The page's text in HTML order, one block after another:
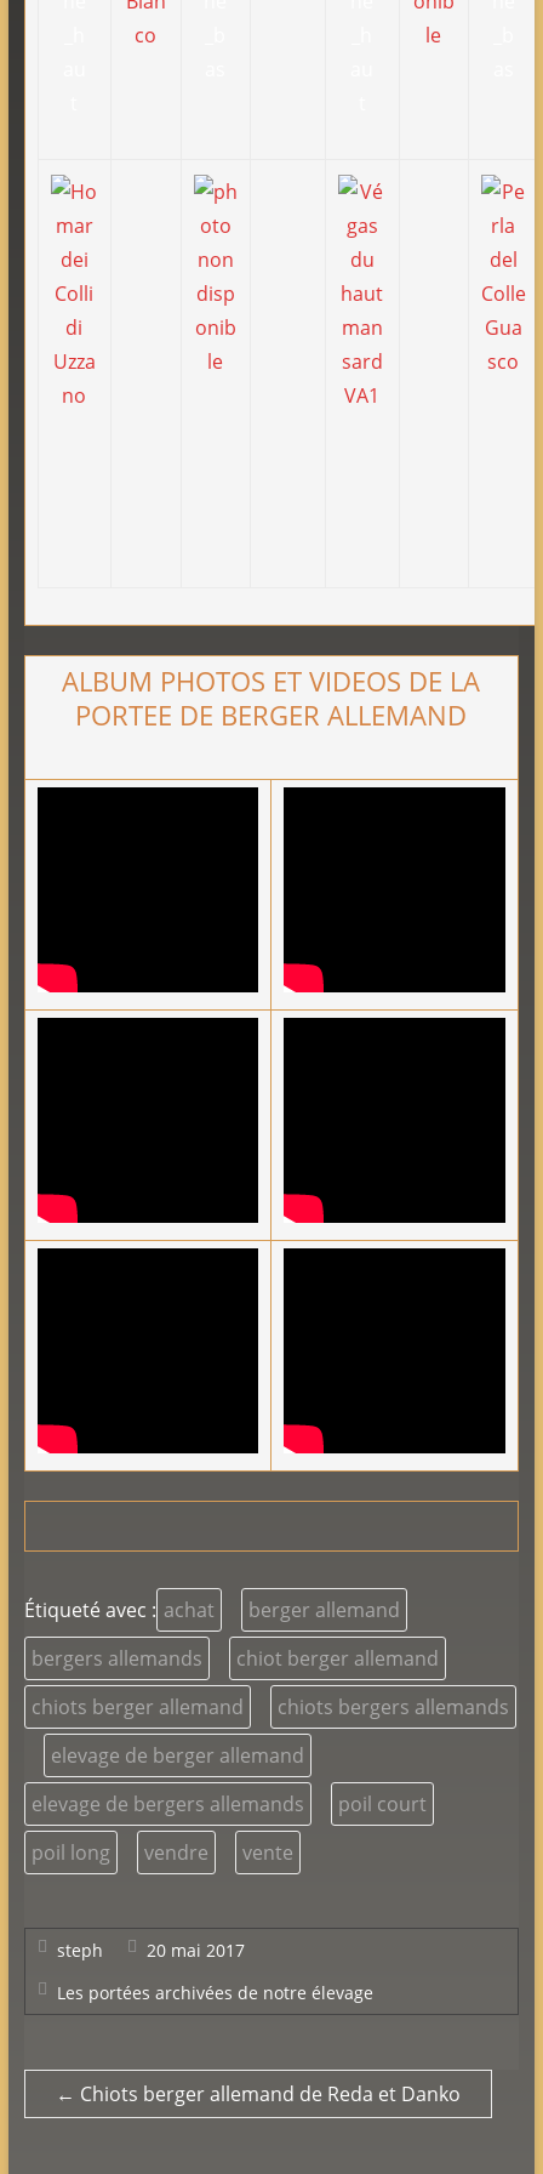
ALBUM PHOTOS ET VIDEOS DE LA
PORTEE DE BERGER ALLEMAND
Étiqueté avec : achat
berger allemand
bergers allemands
chiot berger allemand
chiots berger allemand
chiots bergers allemands
elevage de berger allemand
elevage de bergers allemands
poil court
poil long
vendre vente
steph
20 mai 2017
Les portées archivées de notre élevage
← Chiots berger allemand de Reda et Danko